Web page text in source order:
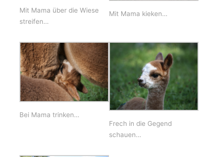
Mit Mama über die Wiese
streifen…
Mit Mama kieken…
Bei Mama trinken…
Frech in die Gegend
schauen…